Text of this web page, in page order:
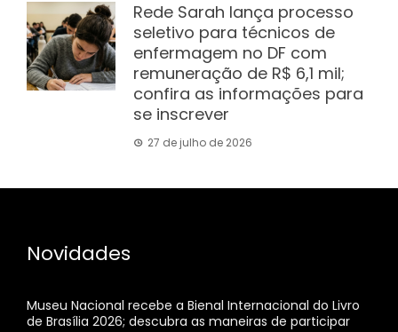
Rede Sarah lança processo
seletivo para técnicos de
enfermagem no DF com
remuneração de R$ 6,1 mil;
confira as informações para
se inscrever
27 de julho de 2026
Novidades
Museu Nacional recebe a Bienal Internacional do Livro
de Brasília 2026; descubra as maneiras de participar